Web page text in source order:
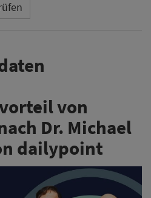
von
Dr. Michael
dailypoint